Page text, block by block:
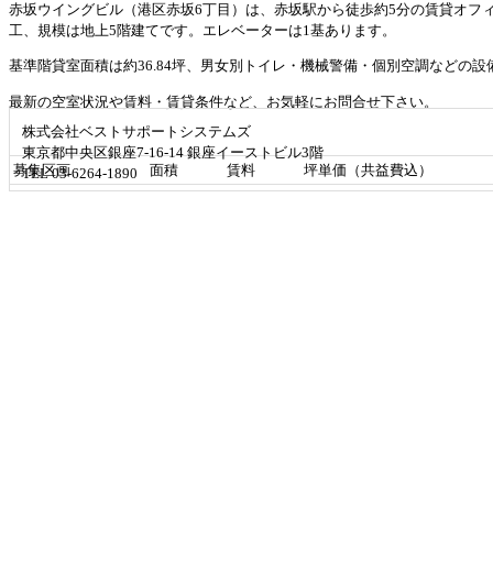
赤坂ウイングビル（港区赤坂6丁目）は、赤坂駅から徒歩約5分の賃貸オフ
工、規模は地上5階建てです。エレベーターは1基あります。
基準階貸室面積は約36.84坪、男女別トイレ・機械警備・個別空調などの
最新の空室状況や賃料・賃貸条件など、お気軽にお問合せ下さい。
募集区画 面積 賃料 坪単価（共益費込）
株式会社ベストサポートシステムズ
東京都中央区銀座7-16-14 銀座イーストビル3階
TEL 03-6264-1890